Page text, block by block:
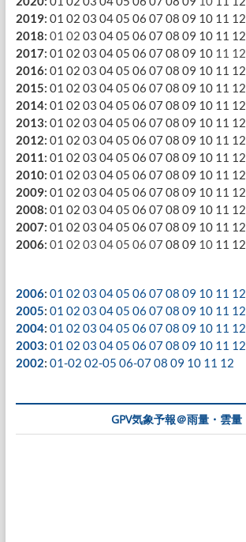
2019: 01 02 03 0405 06 07 08 09 10 11 12
2018: 01 02 03 0405 06 07 08 09 10 11 12
2017: 01 02 03 0405 06 07 08 09 10 11 12
2016: 01 02 03 0405 06 07 08 09 10 11 12
2015: 01 02 03 0405 06 07 08 09 10 11 12
2014: 01 02 03 0405 06 07 08 09 10 11 12
2013: 01 02 03 0405 06 07 08 09 10 11 12
2012: 01 02 03 0405 06 07 08 09 10 11 12
2011: 01 02 03 0405 06 07 08 09 10 11 12
2010: 01 02 03 0405 06 07 08 09 10 11 12
2009: 01 02 03 0405 06 07 08 09 10 11 12
2008: 01 02 03 0405 06 07 08 09 10 11 12
2007: 01 02 03 0405 06 07 08 09 10 11 12
2006: 01 02 03 0405 06 07 08 09 10 11 12
2006: 01 02 03 0405 06 0708 09 10 11 12
2005: 01 02 03 0405 06 0708 09 10 11 12
2004: 01 02 03 0405 06 0708 09 10 11 12
2003: 01 02 03 0405 06 0708 09 10 11 12
2002: 01-02 02-05 06-0708 09 10 11 12
GPV気象予報＠雨量・雲量